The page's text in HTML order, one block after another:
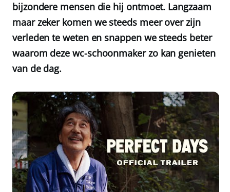
bijzondere mensen die hij ontmoet. Langzaam
maar zeker komen we steeds meer over zijn
verleden te weten en snappen we steeds beter
waarom deze wc-schoonmaker zo kan genieten
van de dag.